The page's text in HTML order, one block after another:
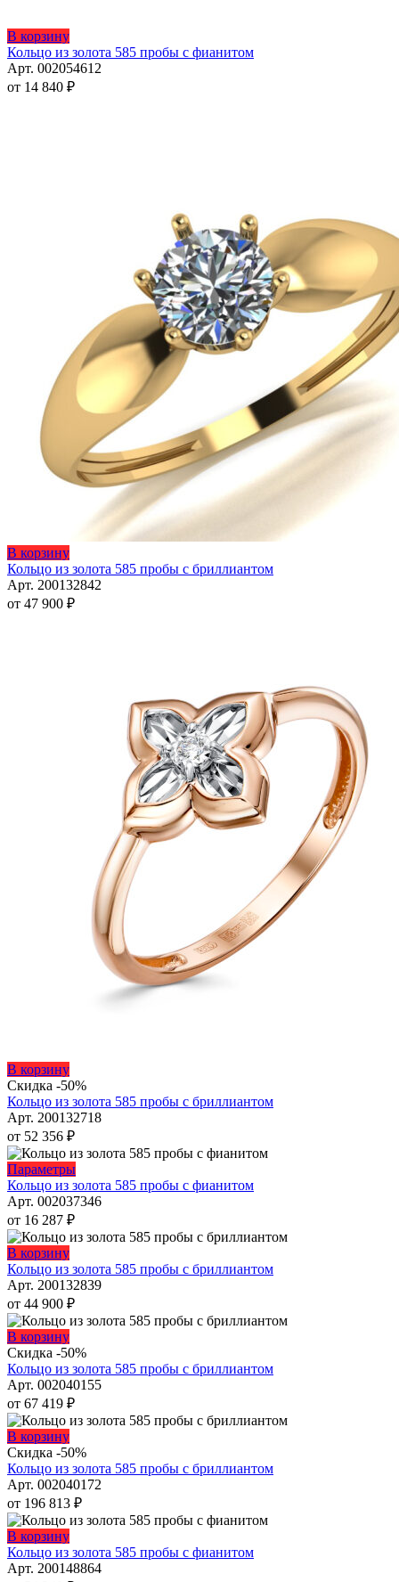
В корзинуЭтот
товар
имеет
несколько
Кольцо из золота 585 пробы с фианитом
Арт. 002054612
от 14 840 ₽
В корзинуЭтот
товар
имеет
несколько
Кольцо из золота 585 пробы с бриллиантом
Арт. 200132842
от 47 900 ₽
В корзинуЭтот
товар
имеет
несколько
вариаций.
Опции
можно
выбрать
на
странице
товара.
Скидка -50%
Кольцо из золота 585 пробы с бриллиантом
Арт. 200132718
от 52 356 ₽
ПараметрыЭтот
товар
имеет
вариаций.
можно
выбрать
странице
товара.
Кольцо из золота 585 пробы с фианитом
Арт. 002037346
от 16 287 ₽
В корзинуЭтот
товар
имеет
несколько
вариаций.
Опции
можно
выбрать
на
странице
товара.
Кольцо из золота 585 пробы с бриллиантом
Арт. 200132839
от 44 900 ₽
В корзинуЭтот
товар
имеет
несколько
вариаций.
Опции
можно
выбрать
на
странице
товара.
Скидка -50%
Кольцо из золота 585 пробы с бриллиантом
Арт. 002040155
от 67 419 ₽
В корзинуЭтот
товар
имеет
несколько
вариаций.
Опции
можно
выбрать
на
Скидка -50%
Кольцо из золота 585 пробы с бриллиантом
Арт. 002040172
от 196 813 ₽
В корзинуЭтот
товар
имеет
Кольцо из золота 585 пробы с фианитом
Арт. 200148864